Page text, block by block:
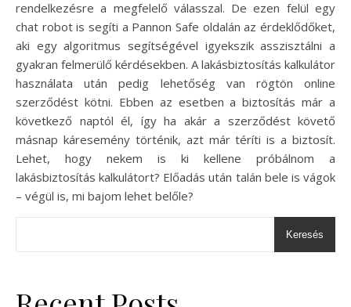
rendelkezésre a megfelelő válasszal. De ezen felül egy
chat robot is segíti a Pannon Safe oldalán az érdeklődőket,
aki egy algoritmus segítségével igyekszik asszisztálni a
gyakran felmerülő kérdésekben. A lakásbiztosítás kalkulátor
használata után pedig lehetőség van rögtön online
szerződést kötni. Ebben az esetben a biztosítás már a
következő naptól él, így ha akár a szerződést követő
másnap káresemény történik, azt már téríti is a biztosít.
Lehet, hogy nekem is ki kellene próbálnom a
lakásbiztosítás kalkulátort? Előadás után talán bele is vágok
– végül is, mi bajom lehet belőle?
Keresés